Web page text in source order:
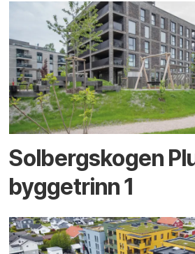
Solbergskogen
byggetrinn 1